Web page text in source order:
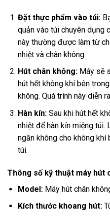
Đặt thực phẩm vào túi:
quản vào túi chuyên dụng
này thường được làm từ
nhiệt và chân không.
Hút chân không:Máy sẽ
hút hết không khí bên
không. Quá trình này diễn
Hàn kín:Sau khi hút hết
nhiệt để hàn kín miệng túi.
ngăn không cho không
túi.
Thông số kỹ thuật máy hút
Model:Máy hút chân
Kích thước khoang hút: